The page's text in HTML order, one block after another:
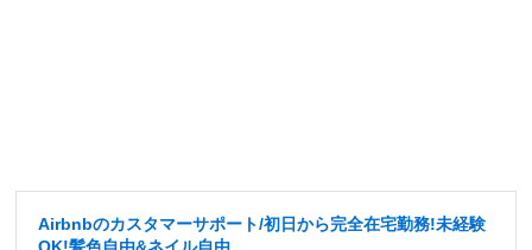
Airbnbのカスタマーサポート/初日から完全在宅勤務!未経験